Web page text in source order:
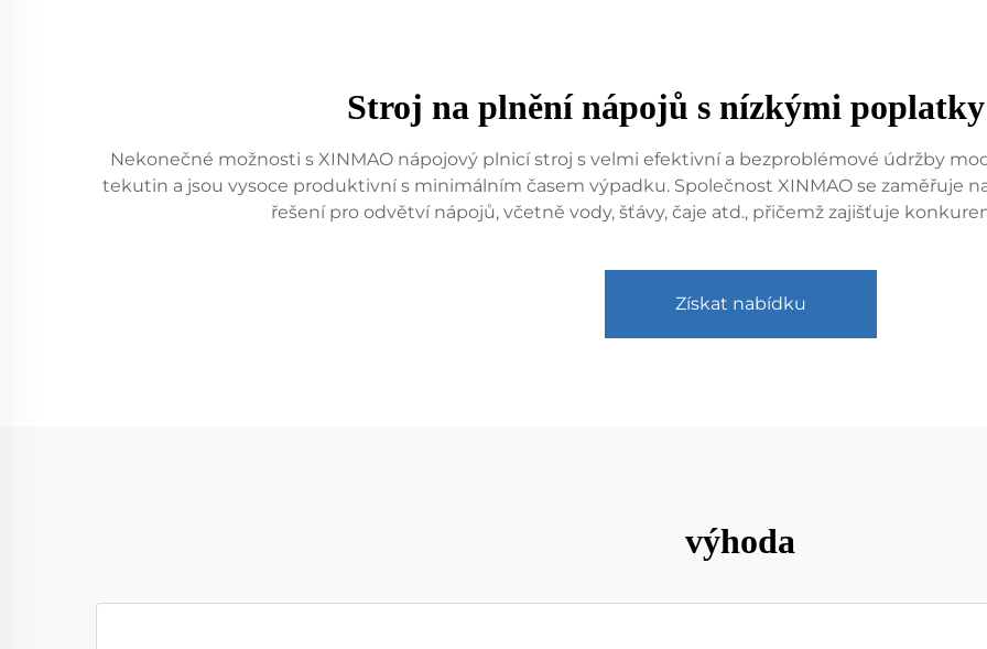
Stroj na plnění nápojů s nízkými
Nekonečné možnosti s XINMAO nápojový plnicí stroj s velmi efektivní a bezproblémové údržby
tekutin a jsou vysoce produktivní s minimálním časem výpadku. Společnost XINMAO se zaměřuje
řešení pro odvětví nápojů, včetně vody, šťávy, čaje atd., přičemž zajišťuje
Získat nabídku
výhoda